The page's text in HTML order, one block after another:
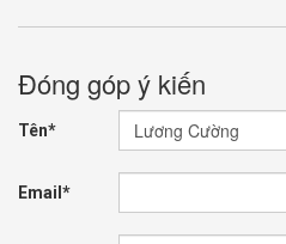
Đóng góp ý kiến
Tên*
Email*